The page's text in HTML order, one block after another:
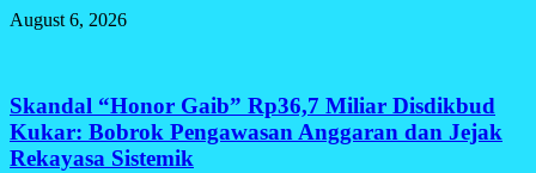
August 6, 2026
Skandal “Honor Gaib” Rp36,7 Miliar Disdikbud
Kukar: Bobrok Pengawasan Anggaran dan Jejak
Rekayasa Sistemik